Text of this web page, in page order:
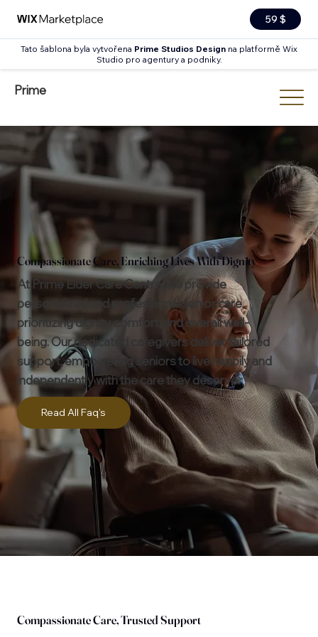
59 $
Tato šablona byla vytvořena Prime Studios Design na platformě Wix
Studio pro agentury a podniky.